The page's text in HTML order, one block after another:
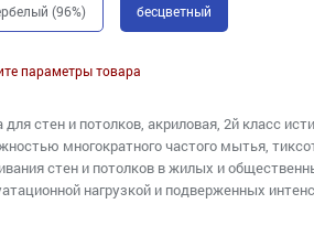
(96%) бесцветный
параметры товара
для стен и потолков, акриловая, 2й класс
многократного частого мытья,
стен и потолков в жилых и
нагрузкой и подверженных